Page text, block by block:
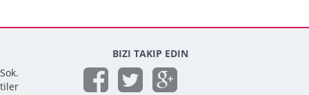
BIZI TAKIP EDIN